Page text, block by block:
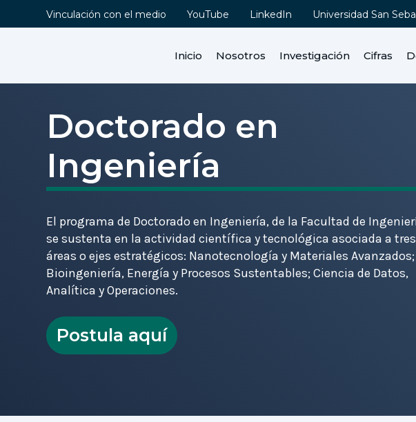
Vinculación con el medio YouTube LinkedIn Universidad San
Inicio Nosotros Investigación Cifras
Contenidos
Información
Director de Programa
Descripción
Objetivos
Líneas de Investigación
Plan de Estudios
Cuerpo Académico
Proceso de Admisión
Doctorado en
Ingeniería
El programa de Doctorado en Ingeniería, de la Facultad de
se sustenta en la actividad científica y tecnológica asociada a tres
áreas o ejes estratégicos: Nanotecnología y Materiales Avanzados;
Bioingeniería, Energía y Procesos Sustentables; Ciencia de Datos,
Analítica y Operaciones.
Postula aquí